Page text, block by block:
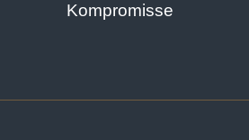
Kompromisse